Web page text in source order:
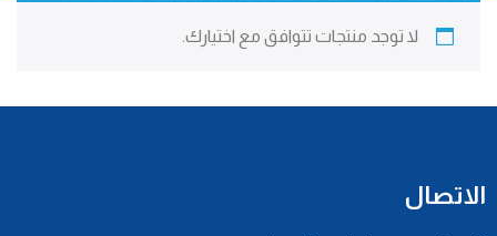
لا توجد منتجات تتوافق مع اختيارك.
الاتصال